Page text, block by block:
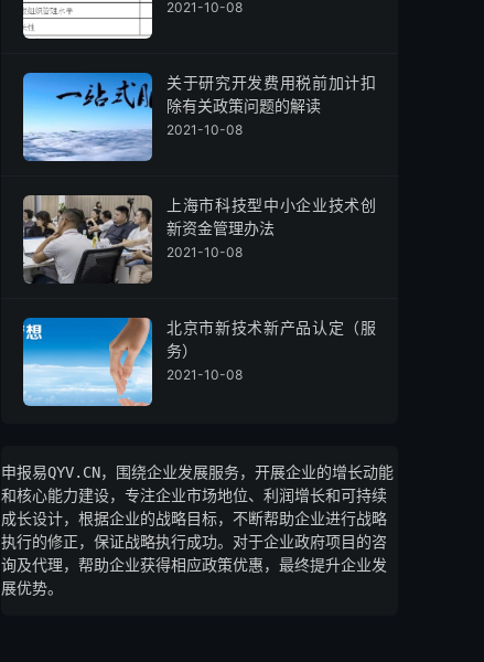
2021-10-08
关于研究开发费用税前加计扣
除有关政策问题的解读
2021-10-08
上海市科技型中小企业技术创
新资金管理办法
2021-10-08
北京市新技术新产品认定（服
务）
2021-10-08
申报易QYV.CN，围绕企业发展服务，开展企业的增长动能
和核心能力建设，专注企业市场地位、利润增长和可持续
成长设计，根据企业的战略目标，不断帮助企业进行战略
执行的修正，保证战略执行成功。对于企业政府项目的咨
询及代理，帮助企业获得相应政策优惠，最终提升企业发
展优势。